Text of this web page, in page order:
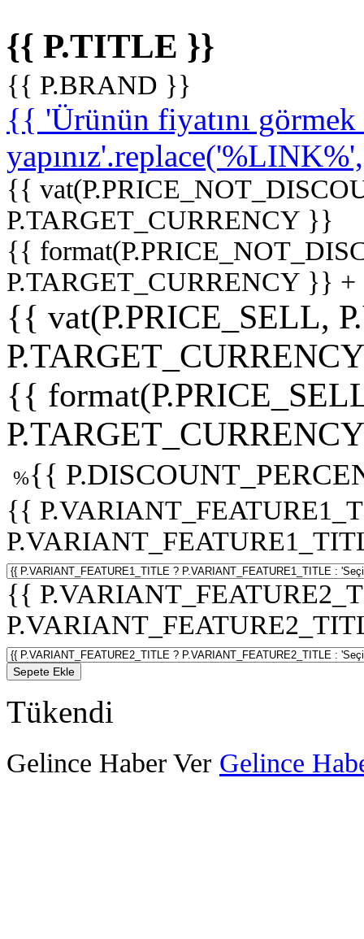
{{ P.TITLE }}
{{ P.BRAND }}
{{ 'Ürünün fiyatını
{{
P.TARGET_CURRENCY }}
{{
P.TARGET_CURRENCY }}
{{ vat(P.PRICE_SELL,
{{
%{{
{{
{{
Sepete Ekle
Tükendi
Gelince Haber Ver Gelince